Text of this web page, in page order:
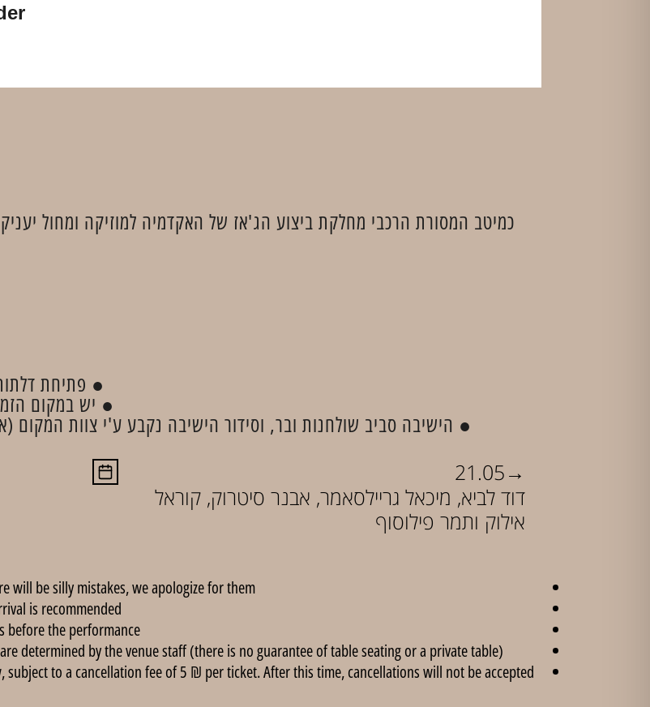
כמיטב המסורת הרכבי מחלקת ביצוע הג'אז של האקדמיה למוזיקה ומחול
● פתיחת
● יש במקום
● הישיבה סביב שולחנות ובר, וסידור הישיבה נקבע ע'י צוות המקום
21.05→
דוד לביא, מיכאל גריילסאמר, אבנר סיטרוק, קוראל
אילוק ותמר פילוסוף
will be silly mistakes, we apologize for them.
is recommended.
the performance.
determined by the venue staff (there is no guarantee of table seating or a private table).
to a cancellation fee of 5 ₪ per ticket. After this time, cancellations will not be accepted.